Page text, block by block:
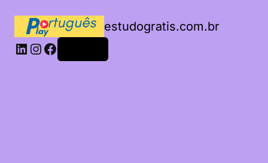
estudogratis.com.br
LinkedIn
Instagram
Facebook